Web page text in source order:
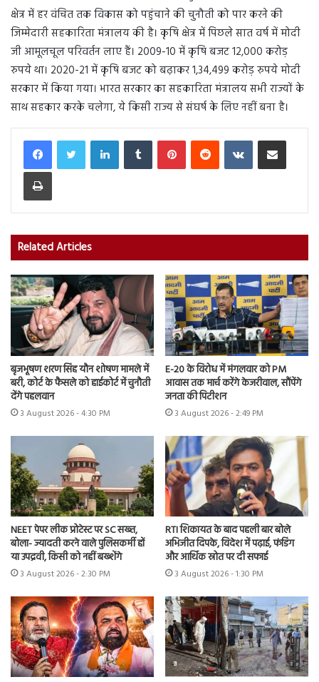
क्षेत्र में हर वंचित तक विकास को पहुंचाने की चुनौती को पार करने की
जिम्मेदारी सहकारिता मंत्रालय की है। कृषि क्षेत्र में पिछले सात वर्ष में मोदी
जी आमूलचूल परिवर्तन लाए हैं। 2009-10 में कृषि बजट 12,000 करोड़
रुपये था। 2020-21 में कृषि बजट को बढ़ाकर 1,34,499 करोड़ रुपये मोदी
सरकार में किया गया। भारत सरकार का सहकारिता मंत्रालय सभी राज्यों के
साथ सहकार करके चलेगा, ये किसी राज्य से संघर्ष के लिए नहीं बना है।
LinkedInTumblr PinterestReddit VKontakteShare via Email
Print
Related Articles
बृजभूषण शरण सिंह यौन शोषण मामले में
बरी, कोर्ट के फैसले को हाईकोर्ट में चुनौती
देंगे पहलवान
3 August 2026 - 4:30 PM
E-20 के विरोध में मंगलवार को PM
आवास तक मार्च करेंगे केजरीवाल, सौंपेंगे
जनता की पिटीशन
3 August 2026 - 2:49 PM
NEET पेपर लीक प्रोटेस्ट पर SC सख्त,
बोला- ज्यादती करने वाले पुलिसकर्मी हों
या उपद्रवी, किसी को नहीं बख्शेंगे
3 August 2026 - 2:30 PM
RTI शिकायत के बाद पहली बार बोले
अभिजीत दिपके, विदेश में पढ़ाई, फंडिंग
और आर्थिक स्रोत पर दी सफाई
3 August 2026 - 1:30 PM